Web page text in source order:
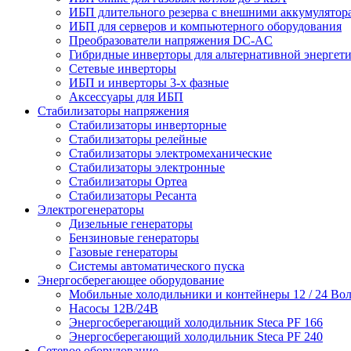
ИБП длительного резерва с внешними
ИБП для серверов и компьютерного оборудования
Преобразователи напряжения DC-AC
Гибридные инверторы для альтернативной
Сетевые инверторы
ИБП и инверторы 3-х фазные
Аксессуары для ИБП
Стабилизаторы напряжения
Стабилизаторы инверторные
Стабилизаторы релейные
Стабилизаторы электромеханические
Стабилизаторы электронные
Стабилизаторы Ортеа
Стабилизаторы Ресанта
Электрогенераторы
Дизельные генераторы
Бензиновые генераторы
Газовые генераторы
Системы автоматического пуска
Энергосберегающее оборудование
Мобильные холодильники и контейнеры 12 / 24
Насосы 12В/24В
Энергосберегающий холодильник Steca PF 166
Энергосберегающий холодильник Steca PF 240